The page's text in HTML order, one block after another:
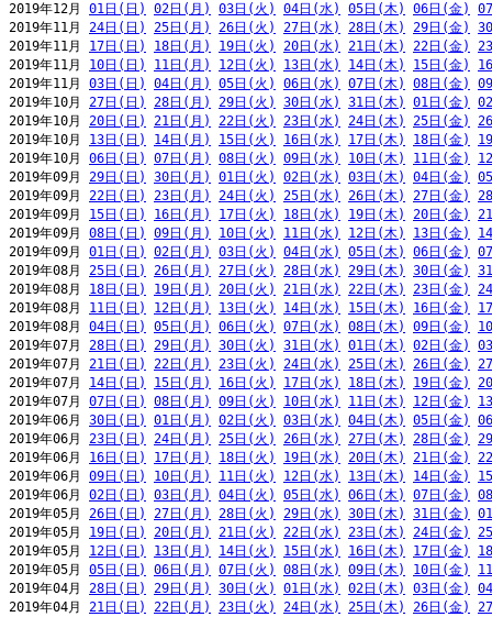
2019年12月 01日(日) 02日(月) 03日(火) 04日(水) 05日(木) 06日(金)
2019年11月 24日(日) 25日(月) 26日(火) 27日(水) 28日(木) 29日(金)
2019年11月 17日(日) 18日(月) 19日(火) 20日(水) 21日(木) 22日(金)
2019年11月 10日(日) 11日(月) 12日(火) 13日(水) 14日(木) 15日(金)
2019年11月 03日(日) 04日(月) 05日(火) 06日(水) 07日(木) 08日(金)
2019年10月 27日(日) 28日(月) 29日(火) 30日(水) 31日(木) 01日(金)
2019年10月 20日(日) 21日(月) 22日(火) 23日(水) 24日(木) 25日(金)
2019年10月 13日(日) 14日(月) 15日(火) 16日(水) 17日(木) 18日(金)
2019年10月 06日(日) 07日(月) 08日(火) 09日(水) 10日(木) 11日(金)
2019年09月 29日(日) 30日(月) 01日(火) 02日(水) 03日(木) 04日(金)
2019年09月 22日(日) 23日(月) 24日(火) 25日(水) 26日(木) 27日(金)
2019年09月 15日(日) 16日(月) 17日(火) 18日(水) 19日(木) 20日(金)
2019年09月 08日(日) 09日(月) 10日(火) 11日(水) 12日(木) 13日(金)
2019年09月 01日(日) 02日(月) 03日(火) 04日(水) 05日(木) 06日(金)
2019年08月 25日(日) 26日(月) 27日(火) 28日(水) 29日(木) 30日(金)
2019年08月 18日(日) 19日(月) 20日(火) 21日(水) 22日(木) 23日(金)
2019年08月 11日(日) 12日(月) 13日(火) 14日(水) 15日(木) 16日(金)
2019年08月 04日(日) 05日(月) 06日(火) 07日(水) 08日(木) 09日(金)
2019年07月 28日(日) 29日(月) 30日(火) 31日(水) 01日(木) 02日(金)
2019年07月 21日(日) 22日(月) 23日(火) 24日(水) 25日(木) 26日(金)
2019年07月 14日(日) 15日(月) 16日(火) 17日(水) 18日(木) 19日(金)
2019年07月 07日(日) 08日(月) 09日(火) 10日(水) 11日(木) 12日(金)
2019年06月 30日(日) 01日(月) 02日(火) 03日(水) 04日(木) 05日(金)
2019年06月 23日(日) 24日(月) 25日(火) 26日(水) 27日(木) 28日(金)
2019年06月 16日(日) 17日(月) 18日(火) 19日(水) 20日(木) 21日(金)
2019年06月 09日(日) 10日(月) 11日(火) 12日(水) 13日(木) 14日(金)
2019年06月 02日(日) 03日(月) 04日(火) 05日(水) 06日(木) 07日(金)
2019年05月 26日(日) 27日(月) 28日(火) 29日(水) 30日(木) 31日(金)
2019年05月 19日(日) 20日(月) 21日(火) 22日(水) 23日(木) 24日(金)
2019年05月 12日(日) 13日(月) 14日(火) 15日(水) 16日(木) 17日(金)
2019年05月 05日(日) 06日(月) 07日(火) 08日(水) 09日(木) 10日(金)
2019年04月 28日(日) 29日(月) 30日(火) 01日(水) 02日(木) 03日(金)
2019年04月 21日(日) 22日(月) 23日(火) 24日(水) 25日(木) 26日(金)